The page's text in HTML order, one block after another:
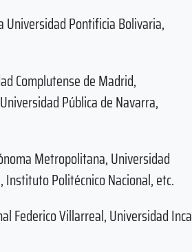
Universidad Pontificia Bolivaria,
Complutense de Madrid,
Pública de Navarra,
Metropolitana, Universidad
Instituto Politécnico Nacional, etc.
Federico Villarreal, Universidad Inca